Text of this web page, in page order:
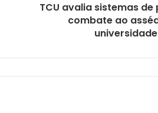
TCU avalia sistemas
combate ao